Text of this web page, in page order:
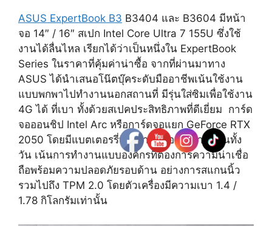
ASUS ExpertBook B3 B3404 และ B3604 มีหน้า
จอ 14″ / 16″ สเปก Intel Core Ultra 7 155U ซึ่งใช้
งานได้ลื่นไหล เรียกได้ว่าเป็นหนึ่งใน ExpertBook
Series ในราคาที่คุ้มค่าน่าซื้อ จากที่ผ่านมาทาง
ASUS ได้นำเสนอโน๊ตบุ๊คระดับมืออาชีพเน้นใช้งาน
แบบพกพาไปทำงานนอกสถานที่ มีรุ่นใส่ซิมเพื่อใช้งาน
4G ได้ ที่เบา ทั้งด้วยสเปคประสิทธิภาพที่ดีเยี่ยม การ์ด
จอออนชิป Intel Arc หรือการ์ดจอแยก GeForce RTX
2050 โดยมีแบตเตอรรี่ที่ใช้งานได้อย่างยาวนานทั้ง
วัน เน้นการทำงานแบบองค์กรที่ต้องการความน่าเชื่อ
ถือพร้อมความปลอดภัยรอบด้าน อย่างการสแกนนิ้ว
รวมไปถึง TPM 2.0 โดยตัวเครื่องมีความเบา 1.4 /
1.78 กิโลกรัมเท่านั้น